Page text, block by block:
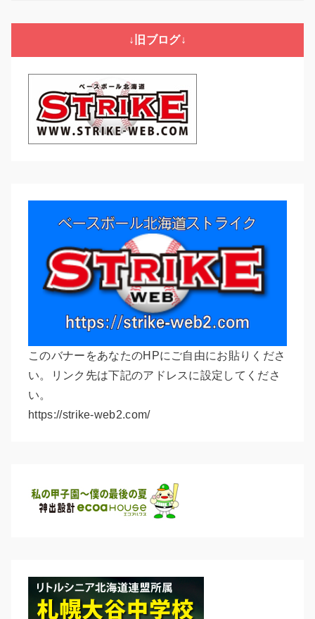
↓旧ブログ↓
このバナーをあなたのHPにご自由にお貼りくださ
い。リンク先は下記のアドレスに設定してくださ
い。
https://strike-web2.com/